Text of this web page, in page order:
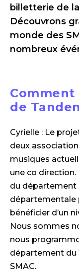
billetterie de
Découvrons
monde des
nombreux
Comment
de
Cyrielle : Le
deux
musiques
une co
du département
départementale
bénéficier d’un
Nous sommes
nous
département du
SMAC.